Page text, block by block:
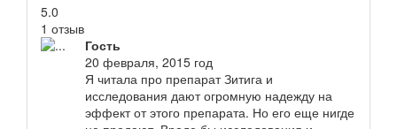
5.0
1 отзыв
Гость
20 февраля, 2015 год
Я читала про препарат Зитига и
исследования дают огромную надежду на
эффект от этого препарата. Но его еще нигде